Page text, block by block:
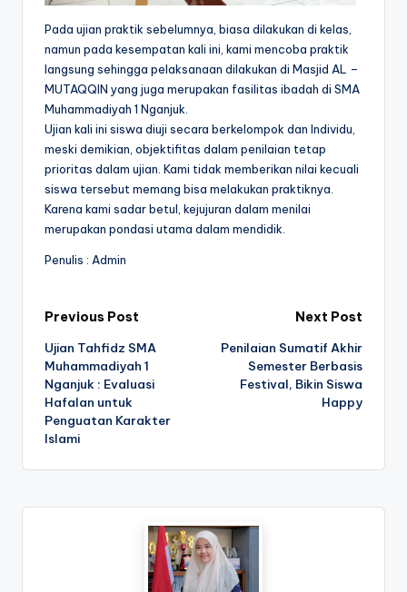
Pada ujian praktik sebelumnya, biasa dilakukan di kelas,
namun pada kesempatan kali ini, kami mencoba praktik
langsung sehingga pelaksanaan dilakukan di Masjid AL –
MUTAQQIN yang juga merupakan fasilitas ibadah di SMA
Muhammadiyah 1 Nganjuk.
Ujian kali ini siswa diuji secara berkelompok dan Individu,
meski demikian, objektifitas dalam penilaian tetap
prioritas dalam ujian. Kami tidak memberikan nilai kecuali
siswa tersebut memang bisa melakukan praktiknya.
Karena kami sadar betul, kejujuran dalam menilai
merupakan pondasi utama dalam mendidik.
Penulis : Admin
Post
navigation
Previous Post
Ujian Tahfidz SMA
Muhammadiyah 1
Nganjuk : Evaluasi
Hafalan untuk
Penguatan Karakter
Islami
Next Post
Penilaian Sumatif Akhir
Semester Berbasis
Festival, Bikin Siswa
Happy